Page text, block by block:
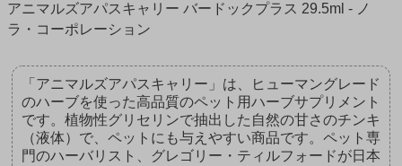
アニマルズアパスキャリー バードックプラス 29.5ml - ノ
ラ・コーポレーション
「アニマルズアパスキャリー」は、ヒューマングレード
のハーブを使った高品質のペット用ハーブサプリメント
です。植物性グリセリンで抽出した自然の甘さのチンキ
（液体）で、ペットにも与えやすい商品です。ペット専
門のハーバリスト、グレゴリー・ティルフォードが日本